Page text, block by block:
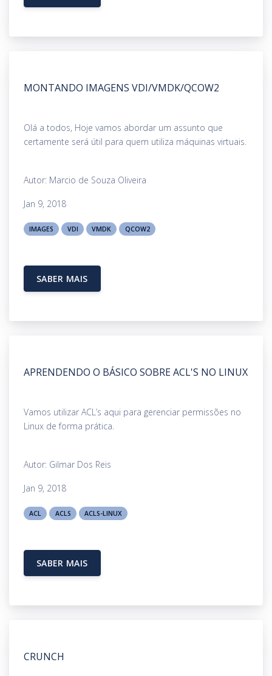
MONTANDO IMAGENS VDI/VMDK/QCOW2
Olá a todos, Hoje vamos abordar um assunto que
certamente será útil para quem utiliza máquinas virtuais.
Autor: Marcio de Souza Oliveira
Jan 9, 2018
IMAGES VDI VMDK QCOW2
SABER MAIS
APRENDENDO O BÁSICO SOBRE ACL'S NO LINUX
Vamos utilizar ACL’s aqui para gerenciar permissões no
Linux de forma prática.
Autor: Gilmar Dos Reis
Jan 9, 2018
ACL ACLS ACLS-LINUX
SABER MAIS
CRUNCH